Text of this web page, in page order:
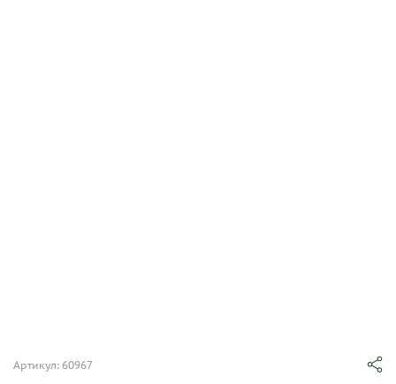
Артикул: 60967